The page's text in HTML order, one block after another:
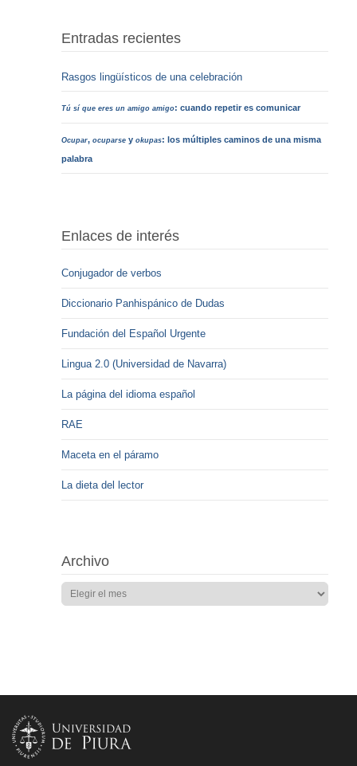
Entradas recientes
Rasgos lingüísticos de una celebración
Tú sí que eres un amigo amigo: cuando repetir es comunicar
Ocupar,ocuparse yokupas: los múltiples caminos de una misma
palabra
Enlaces de interés
Conjugador de verbos
Diccionario Panhispánico de Dudas
Fundación del Español Urgente
Lingua 2.0 (Universidad de Navarra)
La página del idioma español
RAE
Maceta en el páramo
La dieta del lector
Archivo